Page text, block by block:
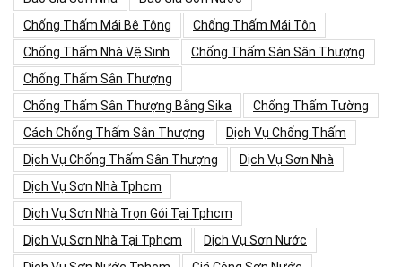
Chống Thấm Mái Bê Tông
Chống Thấm Mái Tôn
Chống Thấm Nhà Vệ Sinh
Chống Thấm Sàn Sân Thượng
Chống Thấm Sân Thượng
Chống Thấm Sân Thượng Bằng Sika
Chống Thấm Tường
Cách Chống Thấm Sân Thượng
Dịch Vụ Chống Thấm
Dịch Vụ Chống Thấm Sân Thượng
Dịch Vụ Sơn Nhà
Dịch Vụ Sơn Nhà Tphcm
Dịch Vụ Sơn Nhà Trọn Gói Tại Tphcm
Dịch Vụ Sơn Nhà Tại Tphcm
Dịch Vụ Sơn Nước